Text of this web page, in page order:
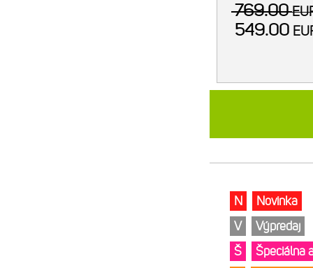
769.00
549.00
N
Novinka
V
Výpredaj
Š
Špeciálna